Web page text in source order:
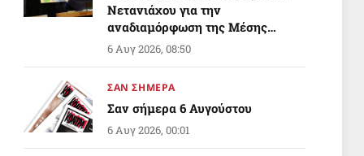
Νετανιάχου για την
αναδιαμόρφωση της Μέσης
Ανατολής;
6 Αυγ 2026, 08:50
ΣΑΝ ΣΗΜΕΡΑ
Σαν σήμερα 6 Αυγούστου
6 Αυγ 2026, 00:01